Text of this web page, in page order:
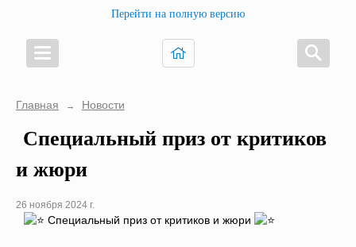
Перейти на полную версию
Главная → Новости
Специальный приз от критиков
и жюри
26 ноября 2024 г.
Специальный приз от критиков и жюри